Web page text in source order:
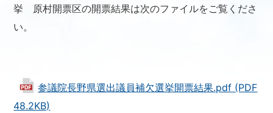
挙 原村開票区の開票結果は次のファイルをご覧くださ
い。
参議院長野県選出議員補欠選挙開票結果.pdf (PDF
48.2KB)